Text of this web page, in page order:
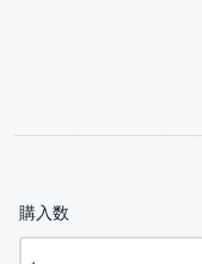
購入数